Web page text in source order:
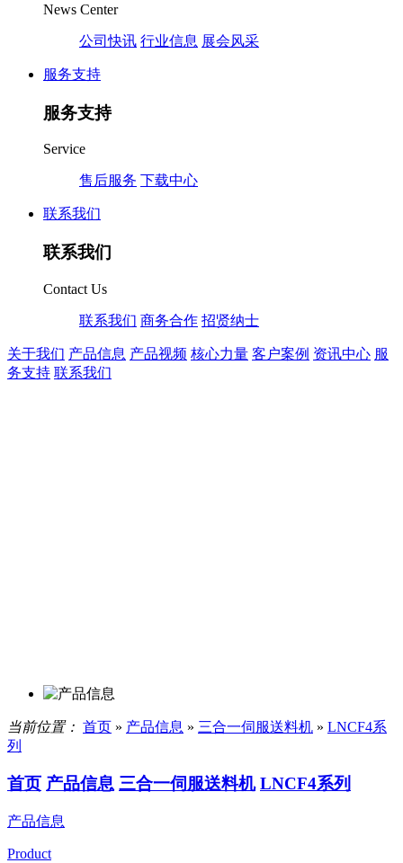
News Center
公司快讯 行业信息 展会风采
服务支持
服务支持
Service
售后服务 下载中心
联系我们
联系我们
Contact Us
联系我们 商务合作 招贤纳士
关于我们 产品信息 产品视频 核心力量 客户案例 资讯中心 服
务支持 联系我们
当前位置： 首页 » 产品信息 » 三合一伺服送料机 » LNCF4系
列
首页 产品信息 三合一伺服送料机 LNCF4系列
产品信息
Product